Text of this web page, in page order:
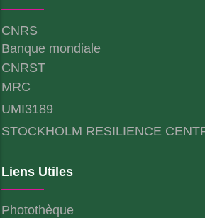
CNRS
Banque mondiale
CNRST
MRC
UMI3189
STOCKHOLM RESILIENCE
Liens Utiles
Photothèque